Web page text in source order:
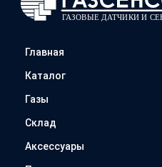
Главная
Каталог
Газы
Склад
Аксессуары